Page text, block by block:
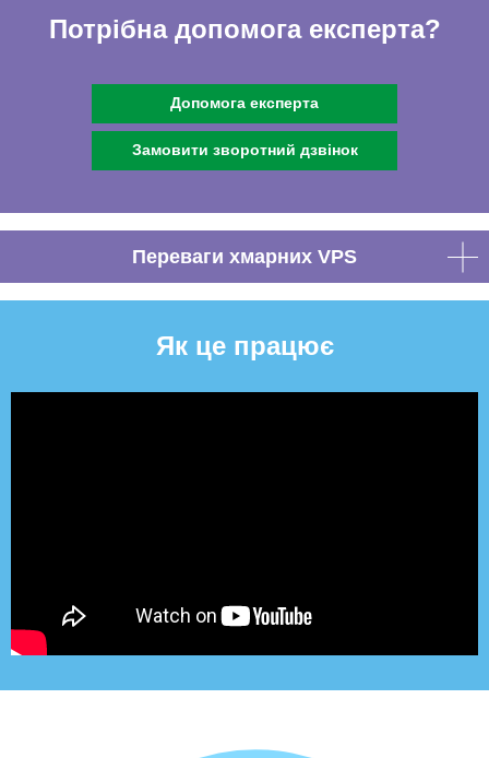
Потрібна допомога експерта?
Допомога експерта
Замовити зворотний дзвінок
Переваги хмарних VPS
Як це працює